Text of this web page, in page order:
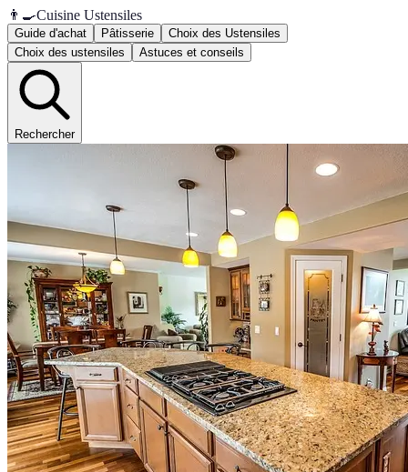
👨‍🍳Cuisine Ustensiles
Guide d'achat Pâtisserie
Choix des Ustensiles
Choix des ustensiles
Astuces et conseils
Rechercher